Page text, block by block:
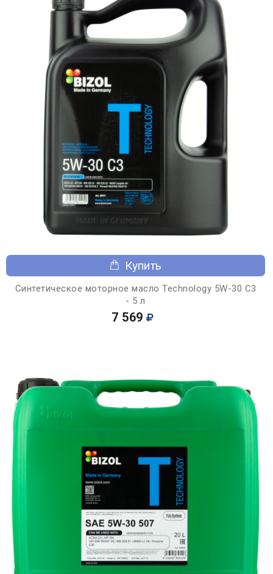
Купить
Синтетическое моторное масло Technology 5W-30 C3
- 5 л
7 569